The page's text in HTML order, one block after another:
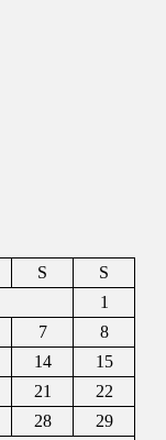
S
S
1
7
8
14
15
21
22
28
29